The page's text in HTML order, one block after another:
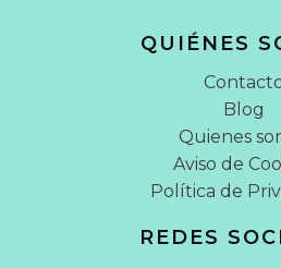
QUIÉNES
Blog
Quienes
Aviso de
Política de
REDES